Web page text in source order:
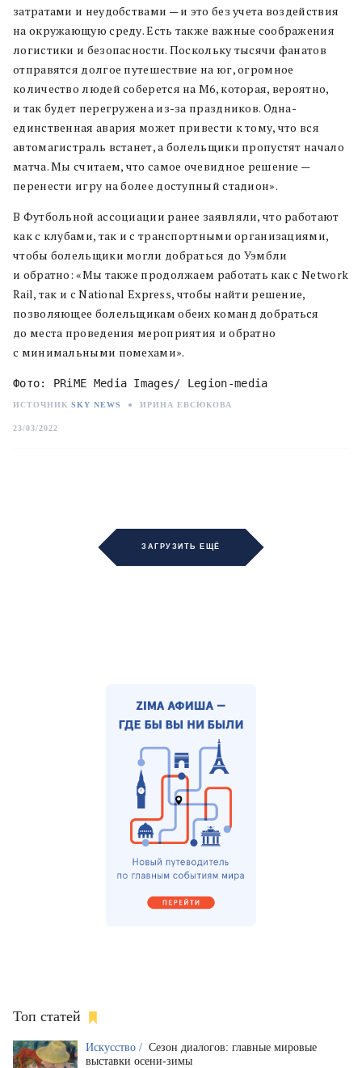
затратами и неудобствами — и это без учета воздействия
на окружающую среду. Есть также важные соображения
логистики и безопасности. Поскольку тысячи фанатов
отправятся долгое путешествие на юг, огромное
количество людей соберется на M6, которая, вероятно,
и так будет перегружена из-за праздников. Одна-
единственная авария может привести к тому, что вся
автомагистраль встанет, а болельщики пропустят начало
матча. Мы считаем, что самое очевидное решение —
перенести игру на более доступный стадион».
В Футбольной ассоциации ранее заявляли, что работают
как с клубами, так и с транспортными организациями,
чтобы болельщики могли добраться до Уэмбли
и обратно: «Мы также продолжаем работать как с Network
Rail, так и с National Express, чтобы найти решение,
позволяющее болельщикам обеих команд добраться
до места проведения мероприятия и обратно
с минимальными помехами».
Фото: PRiME Media Images/ Legion-media
ИСТОЧНИК SKY NEWS ● ИРИНА ЕВСЮКОВА
23/03/2022
ЗАГРУЗИТЬ ЕЩЁ
Топ статей
Искусство / Сезон диалогов: главные мировые
выставки осени-зимы